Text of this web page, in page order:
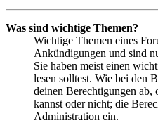
Was sind wichtige Themen?
Wichtige Themen eines
Ankündigungen und sind
Sie haben meist einen
lesen solltest. Wie bei den
deinen Berechtigungen ab,
kannst oder nicht; die
Administration ein.